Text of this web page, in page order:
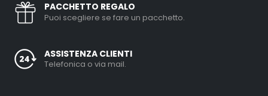
PACCHETTO REGALO
Puoi scegliere se fare un pacchetto.
ASSISTENZA CLIENTI
Telefonica o via mail.